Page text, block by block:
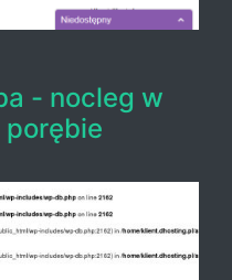
- nocleg w